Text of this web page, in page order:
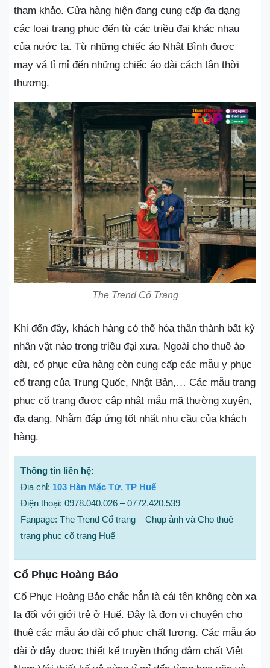
tham khảo. Cửa hàng hiện đang cung cấp đa dạng
các loại trang phục đến từ các triều đại khác nhau
của nước ta. Từ những chiếc áo Nhật Bình được
may vá tỉ mỉ đến những chiếc áo dài cách tân thời
thượng.
The Trend Cổ Trang
Khi đến đây, khách hàng có thể hóa thân thành bất kỳ
nhân vật nào trong triều đại xưa. Ngoài cho thuê áo
dài, cổ phục cửa hàng còn cung cấp các mẫu y phục
cổ trang của Trung Quốc, Nhật Bản,… Các mẫu trang
phục cổ trang được cập nhật mẫu mã thường xuyên,
đa dạng. Nhằm đáp ứng tốt nhất nhu cầu của khách
hàng.
Thông tin liên hệ:
Địa chỉ: 103 Hàn Mặc Tử, TP Huế
Điện thoại: 0978.040.026 – 0772.420.539
Fanpage: The Trend Cổ trang – Chụp ảnh và Cho thuê
trang phục cổ trang Huế
Cổ Phục Hoàng Bảo
Cổ Phục Hoàng Bảo chắc hẳn là cái tên không còn xa
lạ đối với giới trẻ ở Huế. Đây là đơn vị chuyên cho
thuê các mẫu áo dài cổ phục chất lượng. Các mẫu áo
dài ở đây được thiết kế truyền thống đậm chất Việt